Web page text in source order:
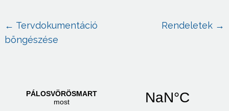
← Tervdokumentáció
böngészése
Rendeletek →